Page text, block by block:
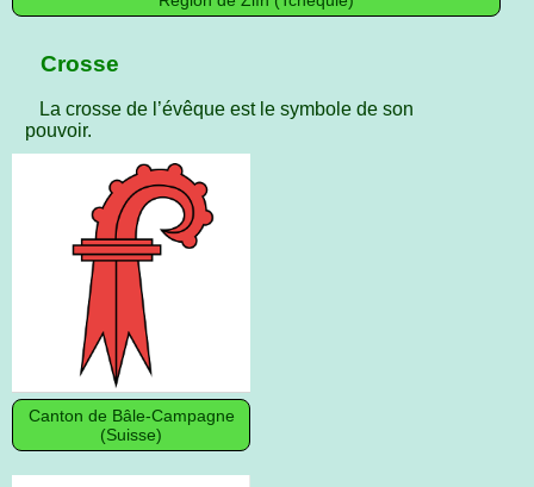
Crosse
La crosse de l’évêque est le symbole de son
pouvoir.
Canton de Bâle-Campagne
(Suisse)